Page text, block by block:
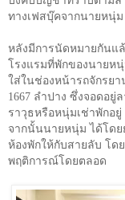
ทางเฟสบุ๊คจากนายหนุ่ม
หลังมีการนัดหมายกันแล้
โรงแรมที่พักของนายห
ใส่ในช่องหน้ารถจักรย
1667 ลำปาง ซึ่งจอดอยู่
ราวุธหรือหนุ่มเช่าพักอ
จากนั้นนายหนุ่ม ได้โดย
ห้องพักให้กับสายลับ โด
พฤติการณ์โดยตลอด